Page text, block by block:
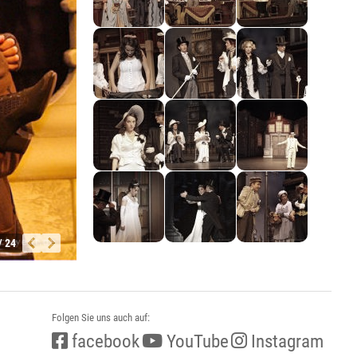
24
Folgen Sie uns auch auf:
facebook YouTube Instagram